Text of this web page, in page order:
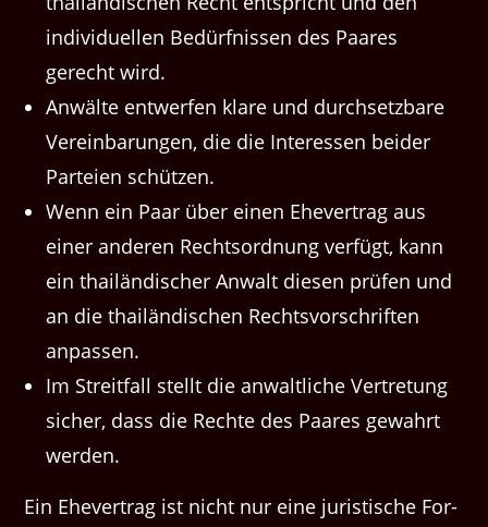
indi­vidu­ellen Bedürfnis­sen des Paares
gerecht wird.
Anwälte entwer­fen klare und durch­set­zbare
Vere­in­barun­gen, die die Inter­essen bei­der
Parteien schützen.
Wenn ein Paar über einen Ehev­er­trag aus
ein­er anderen Recht­sor­d­nung ver­fügt, kann
ein thailändis­ch­er Anwalt diesen prüfen und
an die thailändis­chen Rechtsvorschriften
anpassen.
Im Stre­it­fall stellt die anwaltliche Vertre­tung
sich­er, dass die Rechte des Paares gewahrt
werden.
Ein Ehev­er­trag ist nicht nur eine juris­tis­che For­